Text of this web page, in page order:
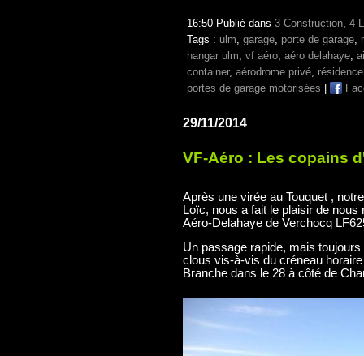
16:50 Publié dans 3-Construction 4-
Tags : ulm garage porte de garage
hangar ulm vf aéro aéro delahaye
container, aérodrome privé
portes de garage motorisées
29/11/2014
VF-Aéro : Les copains
Après une virée au Touquet ,
Loïc, nous a fait le plaisir de
Aéro-Delahaye de Verchocq
Un passage rapide, mais
clous vis-à-vis du créneau
Branche dans le 28 à côté de